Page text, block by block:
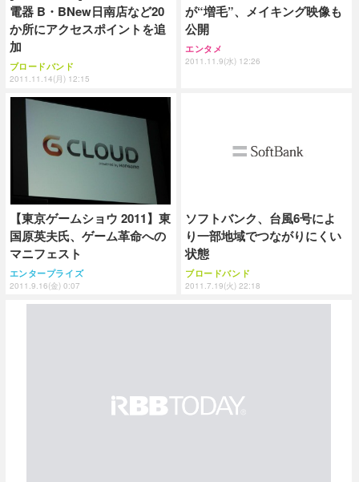
電器 B・BNew日南店など20
か所にアクセスポイントを追
加
ブロードバンド
2011.11.14(月) 12:15
が“増毛”、メイキング映像も
公開
エンタメ
2011.11.9(水) 12:26
【東京ゲームショウ 2011】東
国原英夫氏、ゲーム革命への
マニフェスト
エンタープライズ
2011.9.16(金) 0:07
ソフトバンク、台風6号によ
り一部地域でつながりにくい
状態
ブロードバンド
2011.7.19(火) 22:18